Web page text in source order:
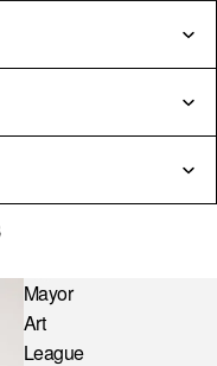
Mayor
Art
League